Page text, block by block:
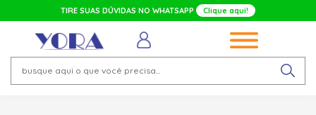
TIRE SUAS DÚVIDAS NO WHATSAPP Clique aqui!